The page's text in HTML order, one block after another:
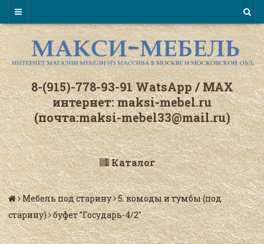
8-(915)-778-93-91 WatsАpp / МАХ
интернет: maksi-mebel.ru
(почта:maksi-mebel33@mail.ru)
Каталог
Мебель под старину 5. комоды и тумбы (под
старину) буфет "Государь-4/2"